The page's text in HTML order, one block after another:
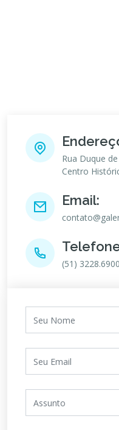
Rua Duque
Centro
Email:
(51) 3228.6900